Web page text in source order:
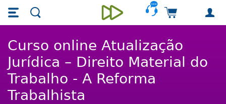
Skip main navigation
Skip to main content
Unieducar
Carrinho de
Curso online Atualização
Jurídica – Direito Material do
Trabalho - A Reforma
Trabalhista